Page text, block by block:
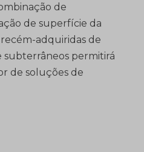
de
de superfície da
adquiridas de
permitirá
de soluções de